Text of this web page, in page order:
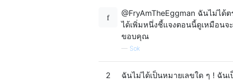
@FryAmTheEggman ฉันไม่ไ
ได้เพิ่มหนึ่งชี้แจงตอนนี้ดูเหมือน
ขอบคุณ
— Sok
2 ฉันไม่ได้เป็นหมายเลขใด ๆ ! ฉัน